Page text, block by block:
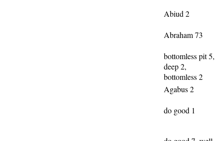
Abiud 2
Abraham 73
bottomless pit 5,
deep 2,
bottomless 2
Agabus 2
do good 1